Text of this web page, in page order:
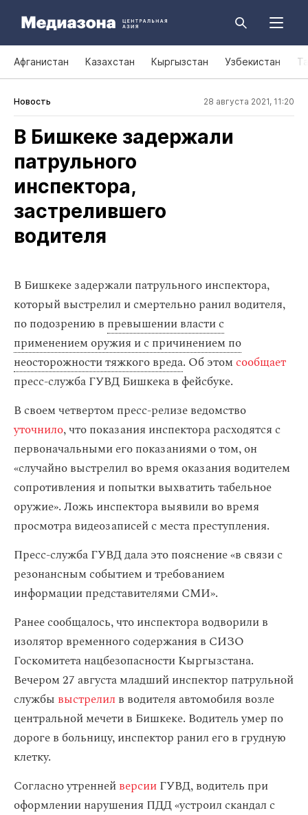
Афганистан Казахстан Кыргызстан Узбекистан
Новость 28 августа 2021, 11:20
В Бишкеке задержали
патрульного
инспектора,
застрелившего
водителя
В Бишкеке задержали патрульного инспектора,
который выстрелил и смертельно ранил водителя,
по подозрению в превышении власти с
применением оружия и с причинением по
неосторожности тяжкого вреда. Об этомсообщает
пресс-служба ГУВД Бишкека в фейсбуке.
В своем четвертом пресс-релизе ведомство
уточнило, что показания инспектора расходятся с
первоначальными его показаниями о том, он
«случайно выстрелил во время оказания водителем
сопротивления и попытки выхватить табельное
оружие». Ложь инспектора выявили во время
просмотра видеозаписей с места преступления.
Пресс-служба ГУВД дала это пояснение «в связи с
резонансным событием и требованием
информации представителями СМИ».
Ранее сообщалось, что инспектора водворили в
изолятор временного содержания в СИЗО
Госкомитета нацбезопасности Кыргызстана.
Вечером 27 августа младший инспектор патрульной
службы выстрелил в водителя автомобиля возле
центральной мечети в Бишкеке. Водитель умер по
дороге в больницу, инспектор ранил его в грудную
клетку.
Согласно утреннейверсииГУВД, водитель при
оформлении нарушения ПДД «устроил скандал с